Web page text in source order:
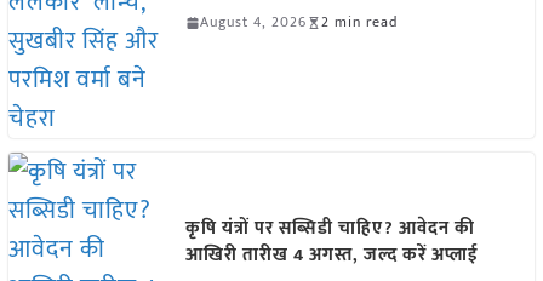
August 4, 2026 2 min read
कृषि यंत्रों पर सब्सिडी चाहिए? आवेदन की
आखिरी तारीख 4 अगस्त, जल्द करें अप्लाई